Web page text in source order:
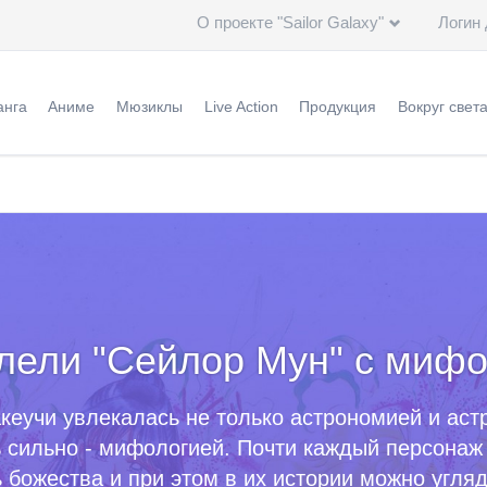
Логин
О проекте "Sailor Galaxy"
бунко
манга
событий
аниме от манги
Аниме Мюзиклы
Печатная продукция
Саундтреки
Видео
Дополнительно
Live Action
Артбуки
Саундтреки
Продукция Вокруг света
Корея
Польша
Россия
США
"Сейлор Мун" с
увлекалась не только астрономией и
сильно - мифологией. Почти каждый персонаж
божества и при этом в их истории можно